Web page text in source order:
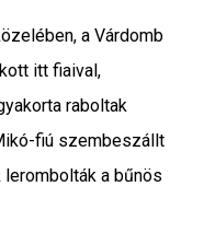
a Várdomb
itt fiaival,
raboltak
fiú szembeszállt
a bűnös